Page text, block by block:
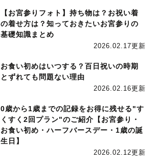
【お宮参りフォト】持ち物は？お祝い着
の着せ方は？知っておきたいお宮参りの
基礎知識まとめ
2026.02.17更新
お食い初めはいつする？百日祝いの時期
とずれても問題ない理由
2026.02.16更新
0歳から1歳までの記録をお得に残せる"す
くすく2回プラン"のご紹介【お宮参り・
お食い初め・ハーフバースデー・1歳の誕
生日】
2026.02.12更新